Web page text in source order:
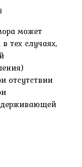
может
тех случаях,
отсутствии